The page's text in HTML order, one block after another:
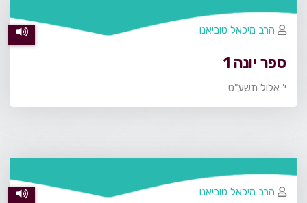
ספר יונה 1
י' אלול תשע"ט
הרב מיכאל טוביאנו
הרב מיכאל טוביאנו